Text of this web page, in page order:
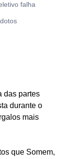
falha
das partes
durante o
mais
que Somem,